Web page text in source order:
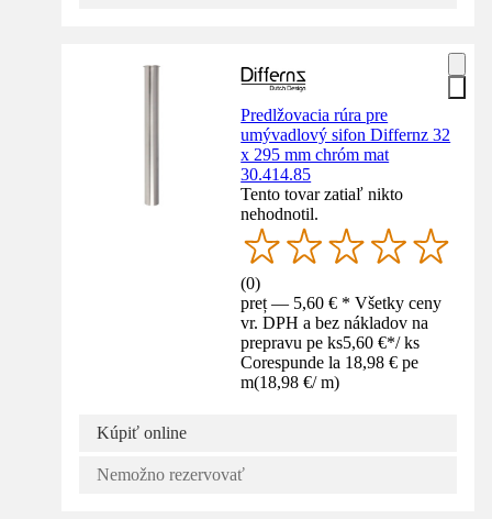
Predlžovacia rúra pre
umývadlový sifon Differnz 32
x 295 mm chróm mat
30.414.85
Tento tovar zatiaľ nikto
nehodnotil.
(0)
preț — 5,60 € * Všetky ceny
vr. DPH a bez nákladov na
prepravu pe ks5,60 €*/ ks
Corespunde la 18,98 € pe
m(18,98 €/ m)
Kúpiť online
Nemožno rezervovať